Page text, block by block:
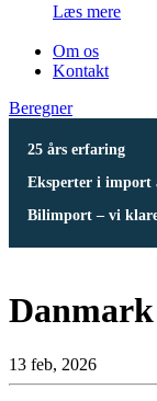
Læs mere
Om os
Kontakt
Beregner
25 års erfaring
Eksperter i
Bilimport – vi
13 feb, 2026